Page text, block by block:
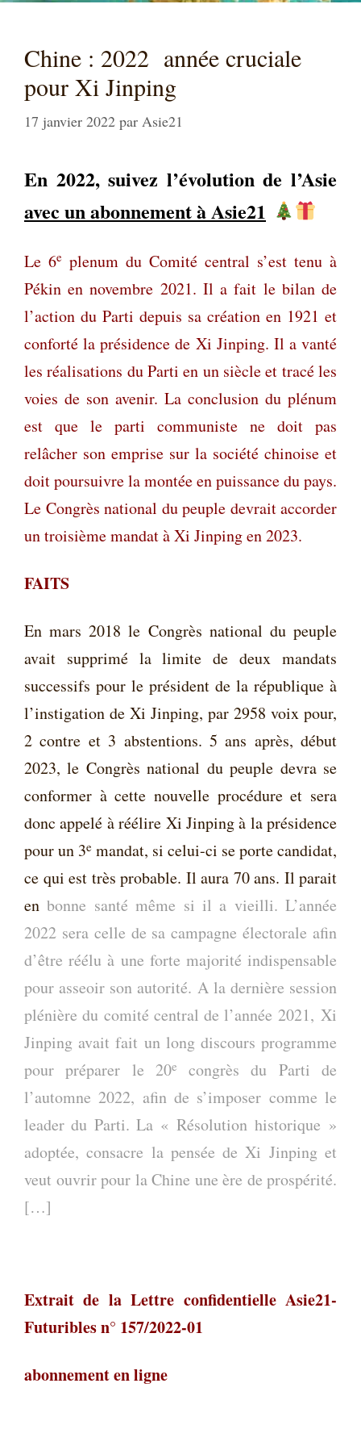
Chine : 2022 année cruciale
pour Xi Jinping
17 janvier 2022 par Asie21
En 2022, suivez l’évolution de l’Asie
avec un abonnement à Asie21
Le 6e plenum du Comité central s’est tenu à
Pékin en novembre 2021. Il a fait le bilan de
l’action du Parti depuis sa création en 1921 et
conforté la présidence de Xi Jinping. Il a vanté
les réalisations du Parti en un siècle et tracé les
voies de son avenir. La conclusion du plénum
est que le parti communiste ne doit pas
relâcher son emprise sur la société chinoise et
doit poursuivre la montée en puissance du pays.
Le Congrès national du peuple devrait accorder
un troisième mandat à Xi Jinping en 2023.
FAITS
En mars 2018 le Congrès national du peuple
avait supprimé la limite de deux mandats
successifs pour le président de la république à
l’instigation de Xi Jinping, par 2958 voix pour,
2 contre et 3 abstentions. 5 ans après, début
2023, le Congrès national du peuple devra se
conformer à cette nouvelle procédure et sera
donc appelé à réélire Xi Jinping à la présidence
pour un 3e mandat, si celui-ci se porte candidat,
ce qui est très probable. Il aura 70 ans. Il parait
enbonne santé même si il a vieilli. L’année
2022 sera celle de sa campagne électorale afin
d’être réélu à une forte majorité indispensable
pour asseoir son autorité. A la dernière session
plénière du comité central de l’année 2021, Xi
Jinping avait fait un long discours programme
pour préparer le 20e
congrès du Parti de
l’automne 2022, afin de s’imposer comme le
leader du Parti. La « Résolution historique »
adoptée, consacre la pensée de Xi Jinping et
veut ouvrir pour la Chine une ère de prospérité.
[…]
Extrait de la Lettre confidentielle Asie21-
Futuribles n° 157/2022-01
abonnement en ligne